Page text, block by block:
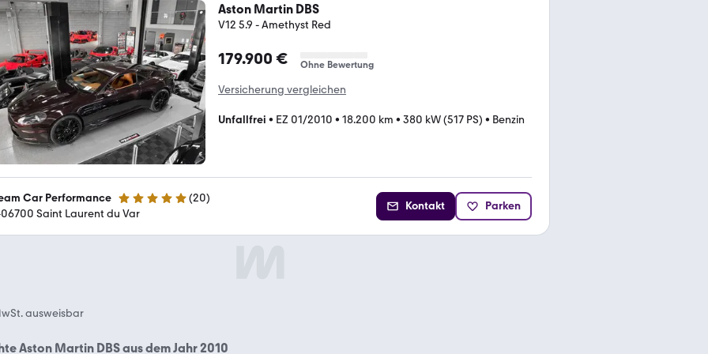
Aston Martin DBS
V12 5.9 - Amethyst Red
179.900 € Ohne Bewertung
Versicherung vergleichen
Unfallfrei • EZ 01/2010 • 18.200 km • 380 kW (517 PS) • Benzin
Car Performance 4.8 Sterne (20)
06700 Saint Laurent du Var
Kontakt Parken
ausweisbar
Aston Martin DBS aus dem Jahr 2010